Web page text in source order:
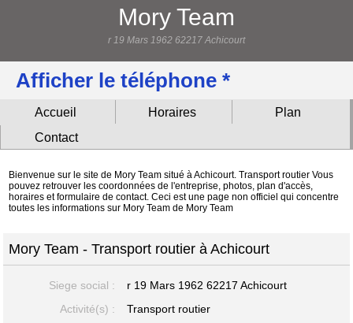
Mory Team
r 19 Mars 1962 62217 Achicourt
Afficher le téléphone *
Accueil Horaires
Plan
Contact
Bienvenue sur le site de Mory Team situé à Achicourt. Transport routier Vous
pouvez retrouver les coordonnées de l'entreprise, photos, plan d'accès,
horaires et formulaire de contact. Ceci est une page non officiel qui concentre
toutes les informations sur Mory Team de Mory Team
Mory Team - Transport routier à Achicourt
Siege social : r 19 Mars 196262217 Achicourt
Activité(s) :
Transport routier